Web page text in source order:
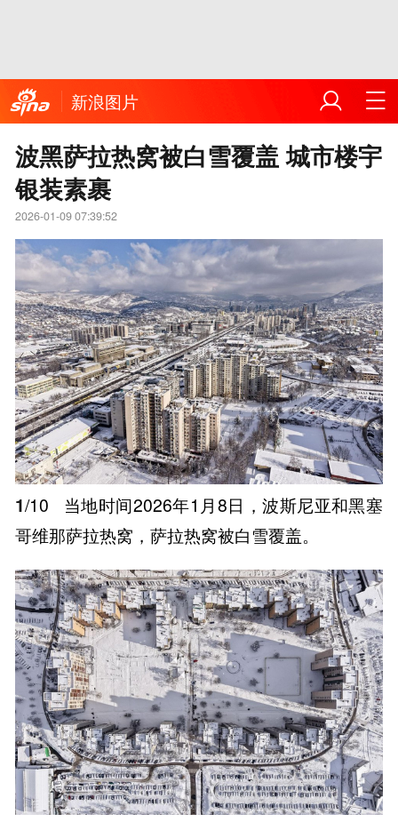
新浪图片
波黑萨拉热窝被白雪覆盖 城市楼宇
银装素裹
2026-01-09 07:39:52
1/10
当地时间2026年1月8日，波斯尼亚和黑塞
哥维那萨拉热窝，萨拉热窝被白雪覆盖。